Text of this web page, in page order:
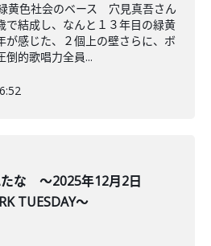
黄色社会のベース 穴見真吾さん
で結成し、なんと１３年目の緑黄
が感じた、２個上の壁さらに、ボ
倒的歌唱力全員...
な ～2025年12月2日
TUESDAY～